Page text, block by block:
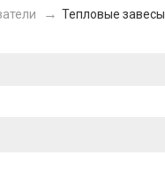
Тепловые завесы